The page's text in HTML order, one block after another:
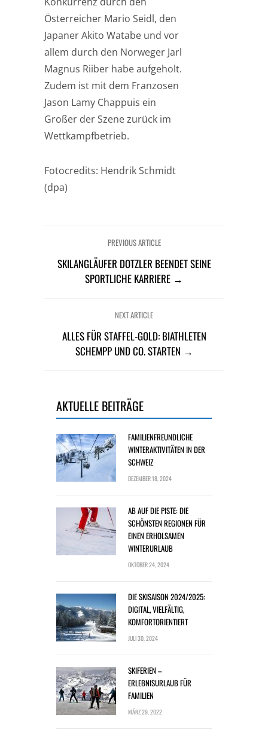
Österreicher Mario Seidl, den
Japaner Akito Watabe und vor
allem durch den Norweger Jarl
Magnus Riiber habe aufgeholt.
Zudem ist mit dem Franzosen
Jason Lamy Chappuis ein
Großer der Szene zurück im
Wettkampfbetrieb.
Fotocredits: Hendrik Schmidt
(dpa)
PREVIOUS ARTICLE
SKILANGLÄUFER DOTZLER BEENDET SEINE
SPORTLICHE KARRIERE →
NEXT ARTICLE
ALLES FÜR STAFFEL-GOLD: BIATHLETEN
SCHEMPP UND CO. STARTEN →
AKTUELLE BEITRÄGE
FAMILIENFREUNDLICHE
WINTERAKTIVITÄTEN IN DER
SCHWEIZ
DEZEMBER 18, 2024
AB AUF DIE PISTE: DIE
SCHÖNSTEN REGIONEN FÜR
EINEN ERHOLSAMEN
WINTERURLAUB
OKTOBER 24, 2024
DIE SKISAISON 2024/2025:
DIGITAL, VIELFÄLTIG,
KOMFORTORIENTIERT
JULI 30, 2024
SKIFERIEN –
ERLEBNISURLAUB FÜR
FAMILIEN
MÄRZ 29, 2022